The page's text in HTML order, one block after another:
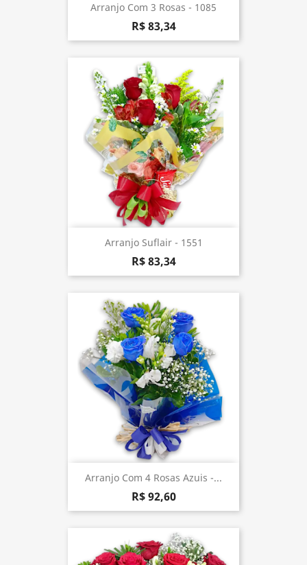
Arranjo Com 3 Rosas - 1085
R$ 83,34
Arranjo Suflair - 1551
R$ 83,34
Arranjo Com 4 Rosas Azuis -...
R$ 92,60